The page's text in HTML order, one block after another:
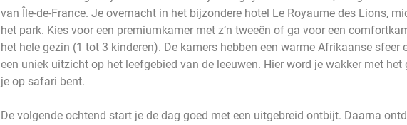
van Île-de-France. Je overnacht in het bijzondere hotel Le Royaume des Lions,
het park. Kies voor een premiumkamer met z’n tweeën of ga voor een
het hele gezin (1 tot 3 kinderen). De kamers hebben een warme Afrikaanse sfeer
een uniek uitzicht op het leefgebied van de leeuwen. Hier word je wakker met het
je op safari bent.
De volgende ochtend start je de dag goed met een uitgebreid ontbijt. Daarna